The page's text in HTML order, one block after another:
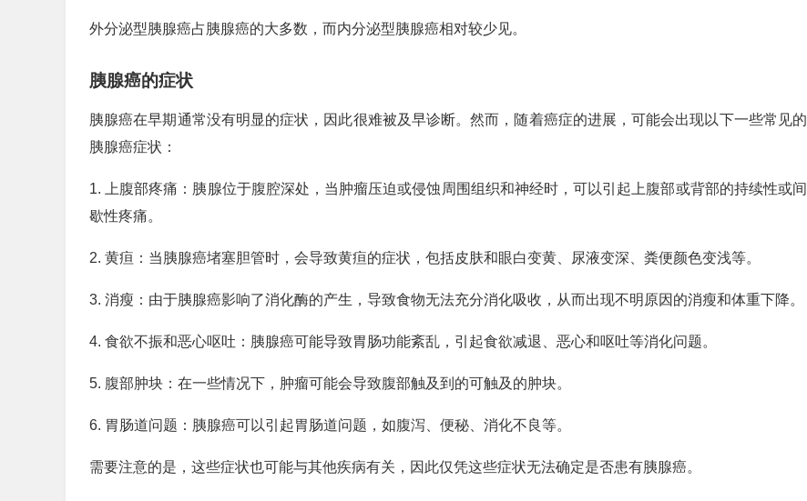
外分泌型胰腺癌占胰腺癌的大多数，而内分泌型胰腺癌相对较少见。
胰腺癌的症状
胰腺癌在早期通常没有明显的症状，因此很难被及早诊断。然而，随着癌症的进展，可能会出现以下一些常见的
胰腺癌症状：
1. 上腹部疼痛：胰腺位于腹腔深处，当肿瘤压迫或侵蚀周围组织和神经时，可以引起上腹部或背部的持续性或间
歇性疼痛。
2. 黄疸：当胰腺癌堵塞胆管时，会导致黄疸的症状，包括皮肤和眼白变黄、尿液变深、粪便颜色变浅等。
3. 消瘦：由于胰腺癌影响了消化酶的产生，导致食物无法充分消化吸收，从而出现不明原因的消瘦和体重下降。
4. 食欲不振和恶心呕吐：胰腺癌可能导致胃肠功能紊乱，引起食欲减退、恶心和呕吐等消化问题。
5. 腹部肿块：在一些情况下，肿瘤可能会导致腹部触及到的可触及的肿块。
6. 胃肠道问题：胰腺癌可以引起胃肠道问题，如腹泻、便秘、消化不良等。
需要注意的是，这些症状也可能与其他疾病有关，因此仅凭这些症状无法确定是否患有胰腺癌。